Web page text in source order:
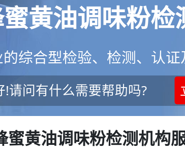
黄油调味粉检
综合型检验、检测、认
!请问有什么需要帮助吗?
蜜黄油调味粉检测机构